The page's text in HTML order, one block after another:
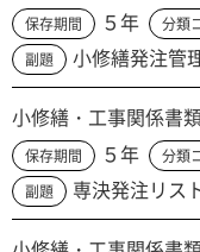
保存期間 ５年 分類
副題 小修繕発注
小修繕・工事関係書
保存期間 ５年 分類
副題 専決発注リス